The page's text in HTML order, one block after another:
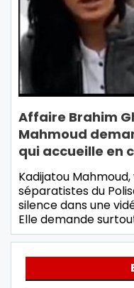
Affaire Brahim
Mahmoud
qui accueille en
Kadijatou
séparatistes du
silence dans une
Elle demande